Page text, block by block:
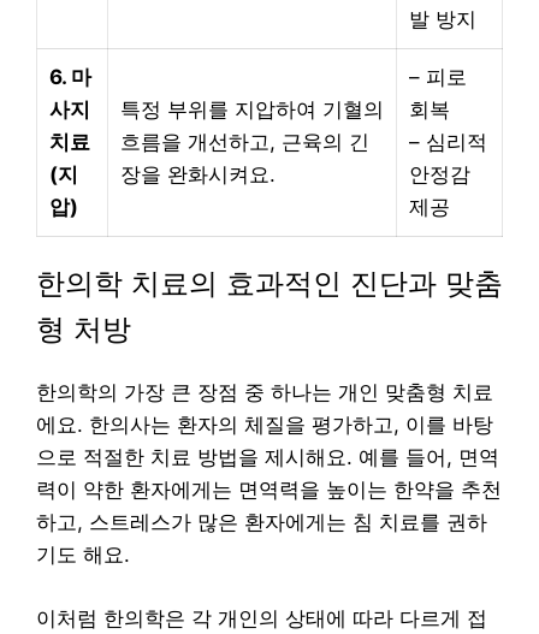
발 방지
6. 마
사지
치료
(지
압)
특정 부위를 지압하여 기혈의
흐름을 개선하고, 근육의 긴
장을 완화시켜요.
– 피로
회복
– 심리적
안정감
제공
한의학 치료의 효과적인 진단과 맞춤
형 처방
한의학의 가장 큰 장점 중 하나는 개인 맞춤형 치료
에요. 한의사는 환자의 체질을 평가하고, 이를 바탕
으로 적절한 치료 방법을 제시해요. 예를 들어, 면역
력이 약한 환자에게는 면역력을 높이는 한약을 추천
하고, 스트레스가 많은 환자에게는 침 치료를 권하
기도 해요.
이처럼 한의학은 각 개인의 상태에 따라 다르게 접